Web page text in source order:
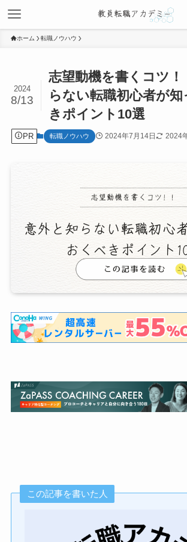
ホーム 転職ノウハウ
志望動機を書くコツ！
らない転職初心者が
きポイント10選
2024
8/13
PR 転職ノウハウ 2024年7月14日 2024
この記事を書いた人